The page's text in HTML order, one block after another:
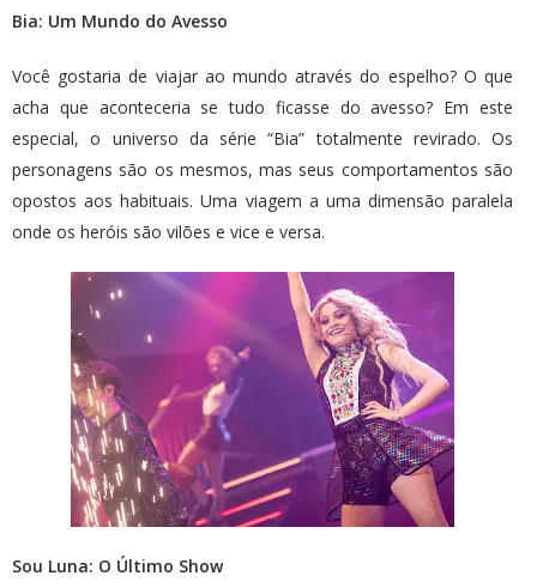
Bia: Um Mundo do Avesso
Você gostaria de viajar ao mundo através do espelho? O que
acha que aconteceria se tudo ficasse do avesso? Em este
especial, o universo da série “Bia” totalmente revirado. Os
personagens são os mesmos, mas seus comportamentos são
opostos aos habituais. Uma viagem a uma dimensão paralela
onde os heróis são vilões e vice e versa.
Sou Luna: O Último Show